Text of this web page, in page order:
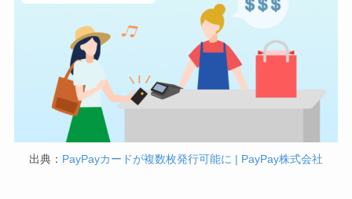
出典： PayPayカードが複数枚発行可能に | PayPay株式会社